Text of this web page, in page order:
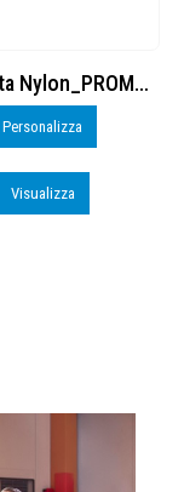
Run
Visualizza